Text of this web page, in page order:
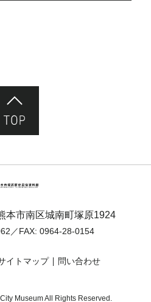
本市南区城南町塚原1924
／FAX: 0964-28-0154
イトマップ 問い合わせ
Museum All Rights Reserved.